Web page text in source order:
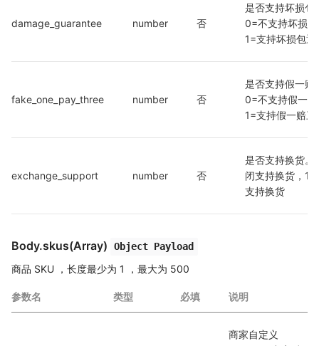
damage_guarantee number 否
是否支持坏损包
0=不支持坏损
1=支持坏损包退
fake_one_pay_three number 否
是否支持假一赔
0=不支持假一
1=支持假一赔三
exchange_support number 否
是否支持换货。
闭支持换货，1=
支持换货
Body.skus(Array) Object Payload
商品 SKU ，长度最少为 1 ，最大为 500
参数名 类型 必填 说明
商家自定义